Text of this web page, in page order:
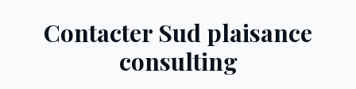
Contacter Sud plaisance
consulting